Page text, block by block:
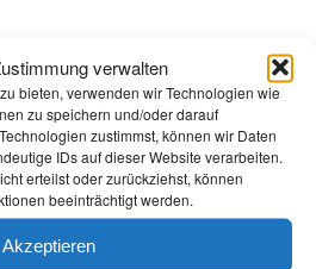
verwalten
bieten, verwenden wir Technologien wie
zu speichern und/oder darauf
zustimmst, können wir Daten
IDs auf dieser Website verarbeiten.
erteilst oder zurückziehst, können
beeinträchtigt werden.
Akzeptieren